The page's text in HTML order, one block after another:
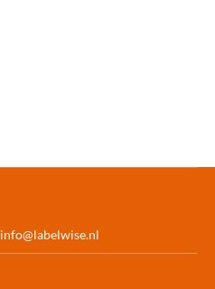
info@labelwise.nl